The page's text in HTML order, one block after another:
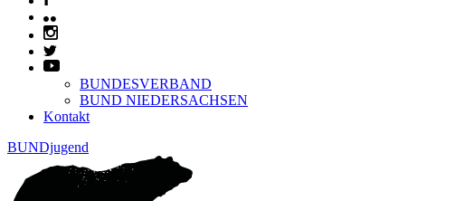
BUNDESVERBAND
BUND NIEDERSACHSEN
Kontakt
BUNDjugend